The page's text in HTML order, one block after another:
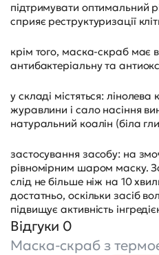
підтримувати оптимальний
сприяє реструктуризації
крім того, маска-скраб має
антибактеріальну та
у складі містяться: лінолева
журавлини і сало насіння
натуральний коалін (біла
застосування засобу: на
рівномірним шаром маску.
слід не більше ніж на 10
достатньо, оскільки засіб
підвищує активність
Відгуки 0
Маска-скраб з